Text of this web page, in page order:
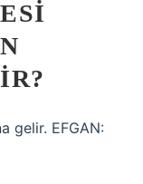
gelir. EFGAN: